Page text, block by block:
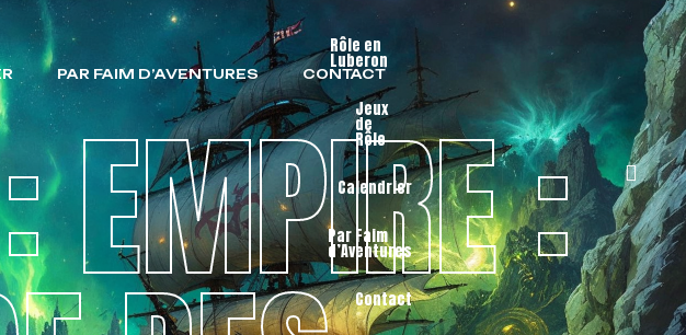
PAR FAIM D’AVENTURES CONTACT
Rôle en
Luberon
Jeux
de
Rôle
Calendrier
Par Faim
d’Aventures
Contact
EMPIRE :